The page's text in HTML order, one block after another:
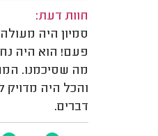
חוות דעת:
סמיון היה
פעם! הוא היה
מה שסיכמנו.
והכל היה מדויק
דברים.